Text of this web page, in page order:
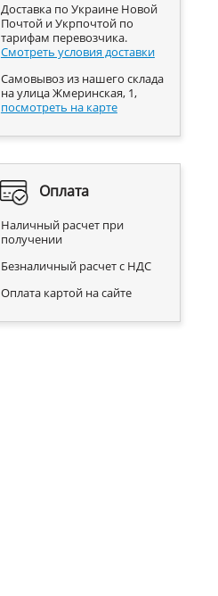
Доставка по Украине Новой
Почтой и Укрпочтой по
тарифам перевозчика.
Смотреть условия доставки
Самовывоз из нашего склада
на улица Жмеринская, 1,
посмотреть на карте
Оплата
Наличный расчет при
получении
Безналичный расчет с НДС
Оплата картой на сайте